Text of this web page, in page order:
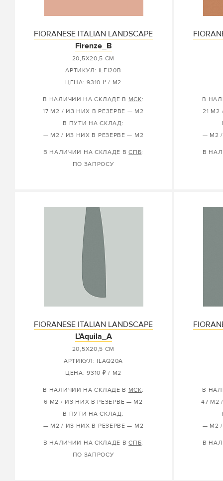
FIORANESE ITALIAN LANDSCAPE
Firenze_B
20,5X20,5 СМ
АРТИКУЛ: ILFI20B
ЦЕНА: 9310 ₽ / М2
В НАЛИЧИИ НА СКЛАДЕ В МСК:
17 М2 / ИЗ НИХ В РЕЗЕРВЕ — М2
В ПУТИ НА СКЛАД:
— М2 / ИЗ НИХ В РЕЗЕРВЕ — М2
В НАЛИЧИИ НА СКЛАДЕ ВСПБ:
ПО ЗАПРОСУ
В
21 М2
— М2
В
FIORANESE ITALIAN LANDSCAPE
L’Aquila_A
20,5X20,5 СМ
АРТИКУЛ: ILAQ20A
ЦЕНА: 9310 ₽ / М2
В НАЛИЧИИ НА СКЛАДЕ В МСК:
6 М2 / ИЗ НИХ В РЕЗЕРВЕ — М2
В ПУТИ НА СКЛАД:
— М2 / ИЗ НИХ В РЕЗЕРВЕ — М2
В НАЛИЧИИ НА СКЛАДЕ ВСПБ:
ПО ЗАПРОСУ
В
47 М2
— М2
В